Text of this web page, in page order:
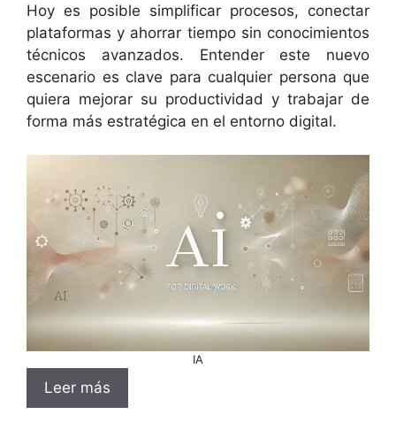
Hoy es posible simplificar procesos, conectar
plataformas y ahorrar tiempo sin conocimientos
técnicos avanzados. Entender este nuevo
escenario es clave para cualquier persona que
quiera mejorar su productividad y trabajar de
forma más estratégica en el entorno digital.
IA
Leer más